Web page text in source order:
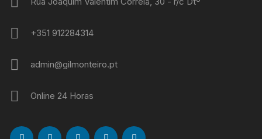
+351 912284314
admin@gilmonteiro.pt
Online 24 Horas